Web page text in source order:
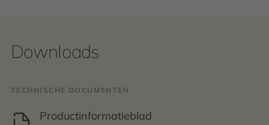
Downloads
TECHNISCHE DOCUMENTEN
Productinformatieblad